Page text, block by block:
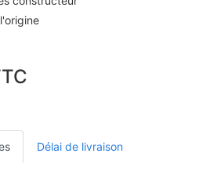
Délai de livraison